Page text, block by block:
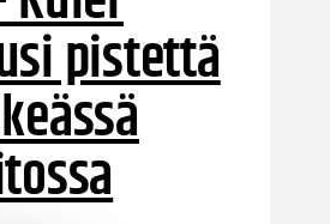
pistettä